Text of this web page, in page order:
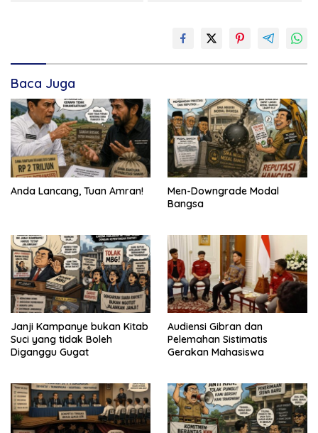
Baca Juga
Anda Lancang, Tuan Amran!
Men-Downgrade Modal
Bangsa
Janji Kampanye bukan Kitab
Suci yang tidak Boleh
Diganggu Gugat
Audiensi Gibran dan
Pelemahan Sistimatis
Gerakan Mahasiswa